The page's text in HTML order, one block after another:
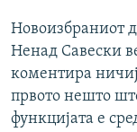
Новоизбраниот
Ненад Савески
коментира
првото нешто
функцијата е